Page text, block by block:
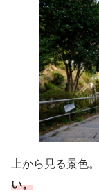
上から見る景色。
い。